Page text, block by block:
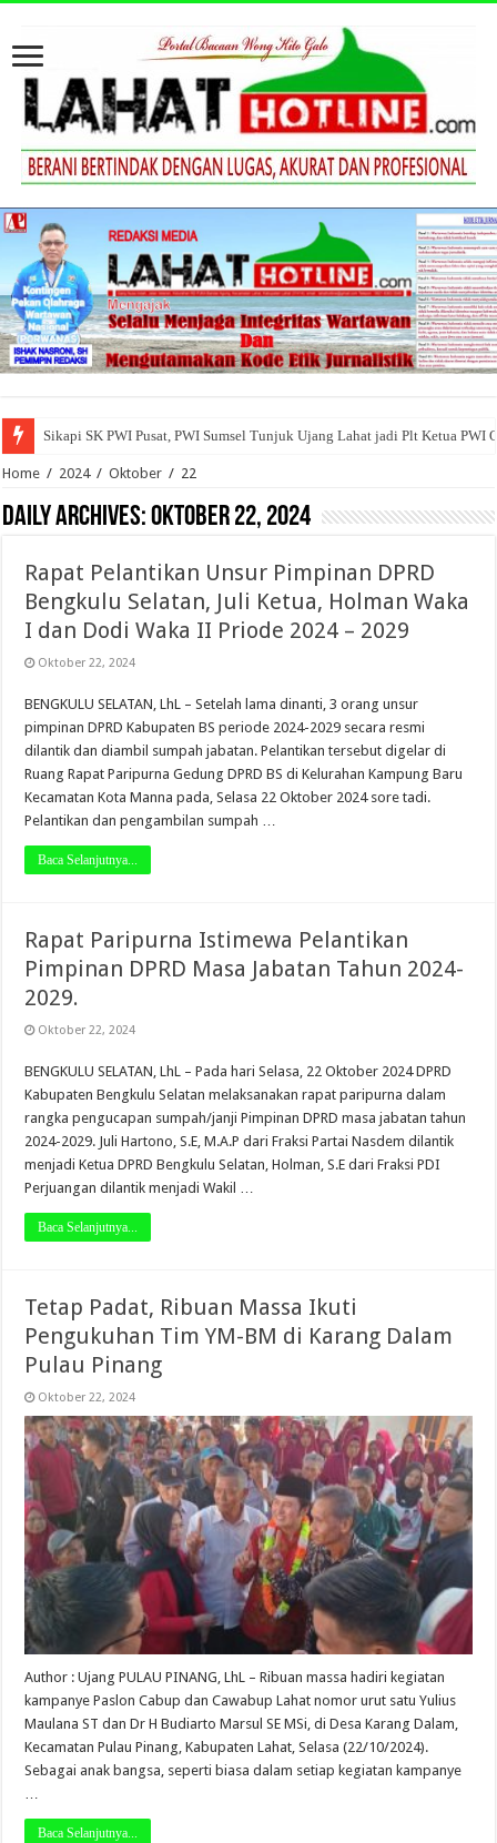
Sikapi SK PWI Pusat, PWI Sumsel Tunjuk Ujang Lahat jadi Plt Ketua PWI
Home / 2024 / Oktober / 22
Daily Archives:Oktober 22, 2024
Rapat Pelantikan Unsur Pimpinan DPRD
Bengkulu Selatan, Juli Ketua, Holman Waka
I dan Dodi Waka II Priode 2024 – 2029
Oktober 22, 2024
BENGKULU SELATAN, LhL – Setelah lama dinanti, 3 orang unsur
pimpinan DPRD Kabupaten BS periode 2024-2029 secara resmi
dilantik dan diambil sumpah jabatan. Pelantikan tersebut digelar di
Ruang Rapat Paripurna Gedung DPRD BS di Kelurahan Kampung Baru
Kecamatan Kota Manna pada, Selasa 22 Oktober 2024 sore tadi.
Pelantikan dan pengambilan sumpah …
Baca Selanjutnya...
Rapat Paripurna Istimewa Pelantikan
Pimpinan DPRD Masa Jabatan Tahun 2024-
2029.
Oktober 22, 2024
BENGKULU SELATAN, LhL – Pada hari Selasa, 22 Oktober 2024 DPRD
Kabupaten Bengkulu Selatan melaksanakan rapat paripurna dalam
rangka pengucapan sumpah/janji Pimpinan DPRD masa jabatan tahun
2024-2029. Juli Hartono, S.E, M.A.P dari Fraksi Partai Nasdem dilantik
menjadi Ketua DPRD Bengkulu Selatan, Holman, S.E dari Fraksi PDI
Perjuangan dilantik menjadi Wakil …
Baca Selanjutnya...
Tetap Padat, Ribuan Massa Ikuti
Pengukuhan Tim YM-BM di Karang Dalam
Pulau Pinang
Oktober 22, 2024
Author : Ujang PULAU PINANG, LhL – Ribuan massa hadiri kegiatan
kampanye Paslon Cabup dan Cawabup Lahat nomor urut satu Yulius
Maulana ST dan Dr H Budiarto Marsul SE MSi, di Desa Karang Dalam,
Kecamatan Pulau Pinang, Kabupaten Lahat, Selasa (22/10/2024).
Sebagai anak bangsa, seperti biasa dalam setiap kegiatan kampanye
Baca Selanjutnya...